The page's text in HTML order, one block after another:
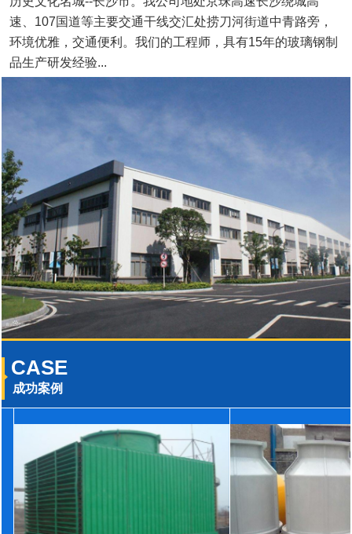
速、107国道等主要交通干线交汇处捞刀河街道中青路旁，
环境优雅，交通便利。我们的工程师，具有15年的玻璃钢制
品生产研发经验...
CASE
成功案例